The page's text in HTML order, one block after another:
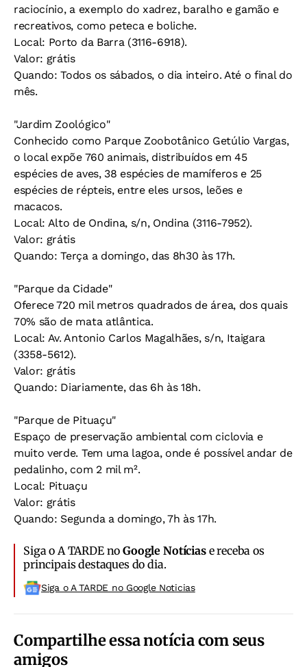
raciocínio, a exemplo do xadrez, baralho e gamão e
recreativos, como peteca e boliche.
Local: Porto da Barra (3116-6918).
Valor: grátis
Quando: Todos os sábados, o dia inteiro. Até o final do
mês.
"Jardim Zoológico"
Conhecido como Parque Zoobotânico Getúlio Vargas,
o local expõe 760 animais, distribuídos em 45
espécies de aves, 38 espécies de mamíferos e 25
espécies de répteis, entre eles ursos, leões e
macacos.
Local: Alto de Ondina, s/n, Ondina (3116-7952).
Valor: grátis
Quando: Terça a domingo, das 8h30 às 17h.
"Parque da Cidade"
Oferece 720 mil metros quadrados de área, dos quais
70% são de mata atlântica.
Local: Av. Antonio Carlos Magalhães, s/n, Itaigara
(3358-5612).
Valor: grátis
Quando: Diariamente, das 6h às 18h.
"Parque de Pituaçu"
Espaço de preservação ambiental com ciclovia e
muito verde. Tem uma lagoa, onde é possível andar de
pedalinho, com 2 mil m².
Local: Pituaçu
Valor: grátis
Quando: Segunda a domingo, 7h às 17h.
Siga o A TARDE noGoogle Notíciase receba os
principais destaques do dia.
Siga o A TARDE no Google Noticias
Compartilhe essa notícia com seus
amigos